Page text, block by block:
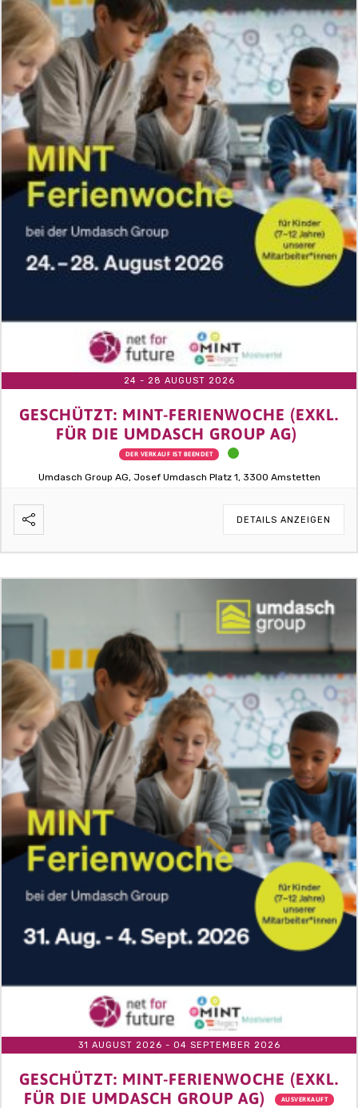
24 - 28 AUGUST 2026
GESCHÜTZT: MINT-FERIENWOCHE (EXKL.
FÜR DIE UMDASCH GROUP AG)
DER VERKAUF IST BEENDET
Umdasch Group AG, Josef Umdasch Platz 1, 3300 Amstetten
DETAILS ANZEIGEN
31 AUGUST 2026 - 04 SEPTEMBER 2026
GESCHÜTZT: MINT-FERIENWOCHE (EXKL.
FÜR DIE UMDASCH GROUP AG)
AUSVERKAUFT